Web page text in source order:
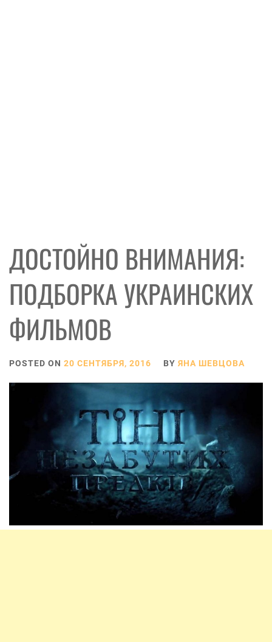
ДОСТОЙНО ВНИМАНИЯ:
ПОДБОРКА УКРАИНСКИХ
ФИЛЬМОВ
POSTED ON 20 СЕНТЯБРЯ, 2016 BY ЯНА ШЕВЦОВА